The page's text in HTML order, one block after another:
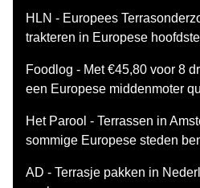
HLN - Europees
trakteren in Europese
Foodlog - Met €45,80 voor 8
een Europese middenmoter
Het Parool - Terrassen in
sommige Europese steden
AD - Terrasje pakken in